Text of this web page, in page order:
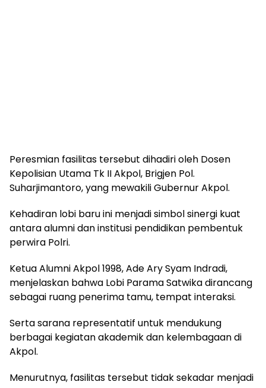
Peresmian fasilitas tersebut dihadiri oleh Dosen
Kepolisian Utama Tk II Akpol, Brigjen Pol.
Suharjimantoro, yang mewakili Gubernur Akpol.
Kehadiran lobi baru ini menjadi simbol sinergi kuat
antara alumni dan institusi pendidikan pembentuk
perwira Polri.
Ketua Alumni Akpol 1998, Ade Ary Syam Indradi,
menjelaskan bahwa Lobi Parama Satwika dirancang
sebagai ruang penerima tamu, tempat interaksi.
Serta sarana representatif untuk mendukung
berbagai kegiatan akademik dan kelembagaan di
Akpol.
Menurutnya, fasilitas tersebut tidak sekadar menjadi